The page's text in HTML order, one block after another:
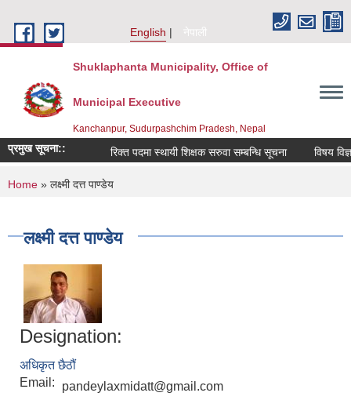
English
नेपाली
Shuklaphanta Municipality, Office of
Municipal Executive
Kanchanpur, Sudurpashchim Pradesh, Nepal
प्रमुख सूचना:: रिक्त पदमा स्थायी शिक्षक सरुवा सम्बन्धि सूचना विषय
You are here
Home » लक्ष्मी दत्त पाण्डेय
लक्ष्मी दत्त पाण्डेय
Designation:
अधिकृत छैठौं
Email:
pandeylaxmidatt@gmail.com